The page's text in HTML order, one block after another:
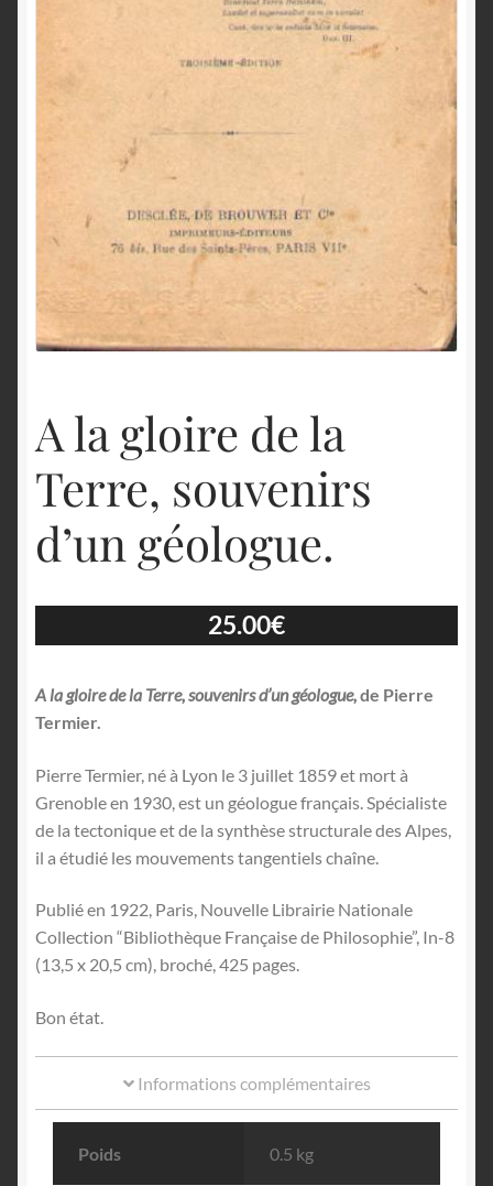
A la gloire de la
Terre, souvenirs
d’un géologue.
25.00€
A la gloire de la Terre, souvenirs d’un géologue,de Pierre
Termier.
Pierre Termier, né à Lyon le 3 juillet 1859 et mort à
Grenoble en 1930, est un géologue français. Spécialiste
de la tectonique et de la synthèse structurale des Alpes,
il a étudié les mouvements tangentiels chaîne.
Publié en 1922, Paris, Nouvelle Librairie Nationale
Collection “Bibliothèque Française de Philosophie”, In-8
(13,5 x 20,5 cm), broché, 425 pages.
Bon état.
Informations complémentaires
Poids 0.5 kg